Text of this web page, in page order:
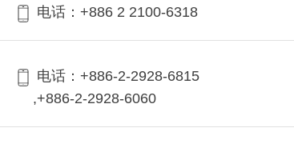
电话：+886 2 2100-6318
电话：+886-2-2928-6815
,+886-2-2928-6060